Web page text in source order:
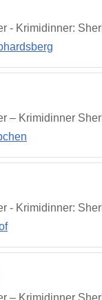
- Krimidinner:
– Krimidinner
- Krimidinner: